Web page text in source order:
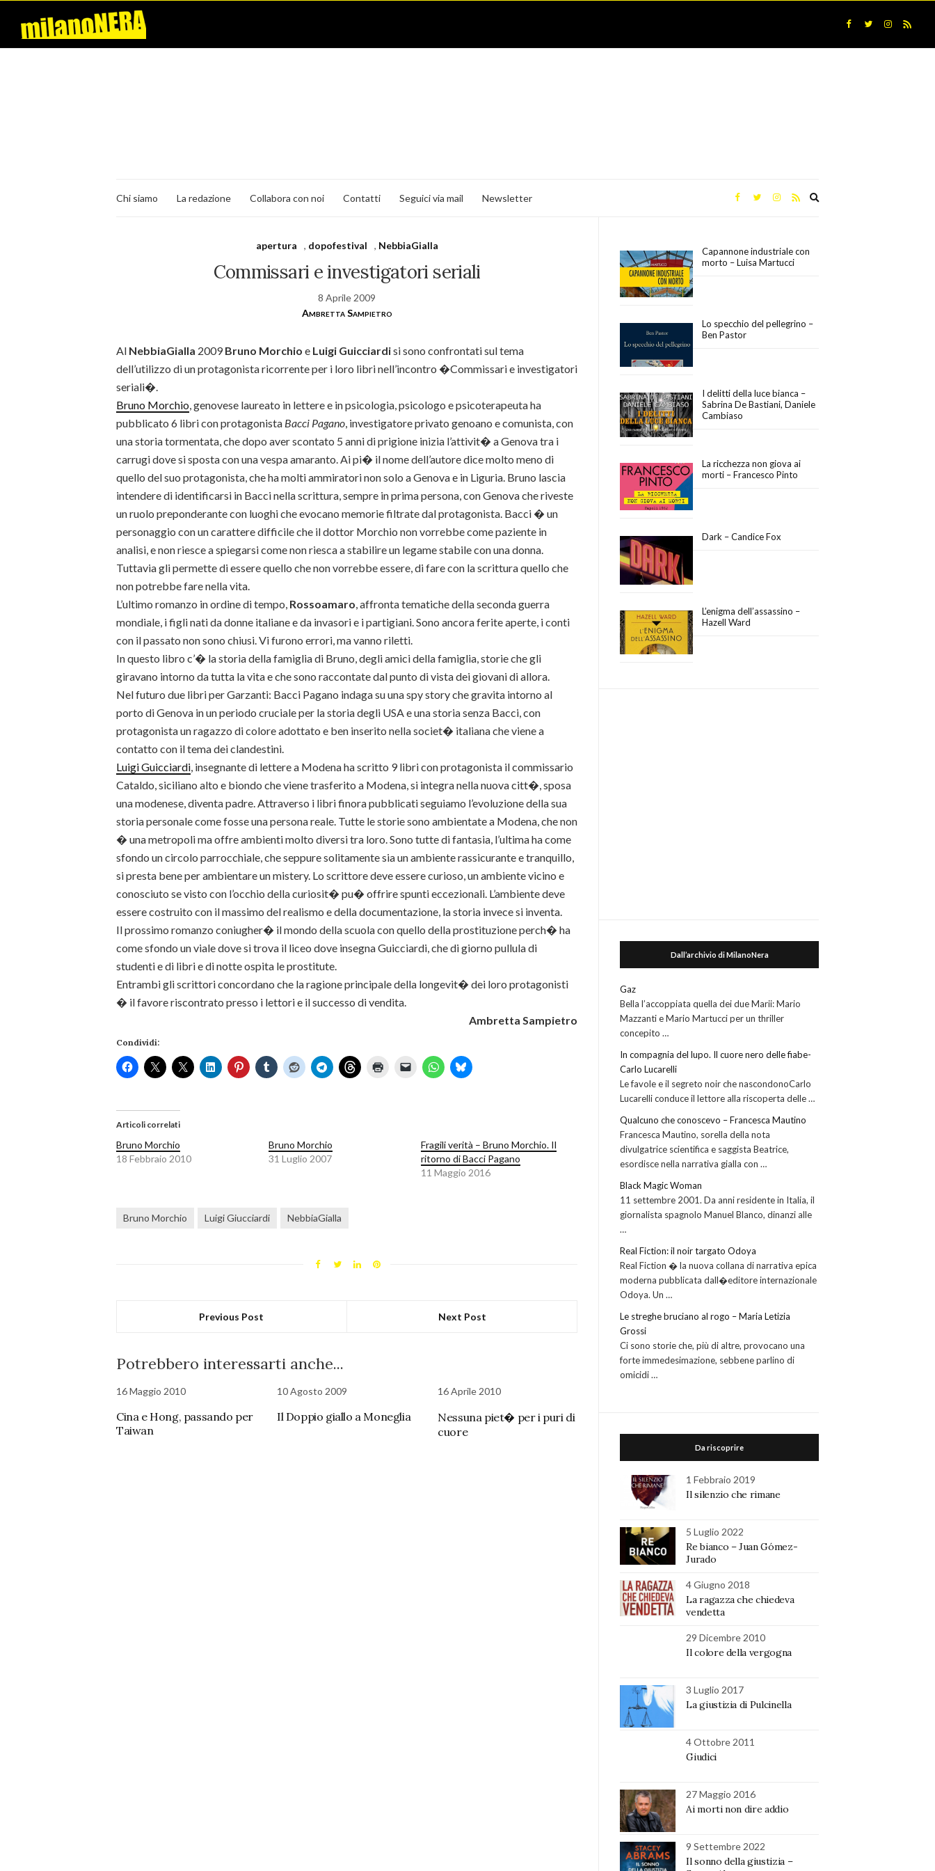
Chi siamo La redazione Collabora con noi Contatti Seguici via mail Newsletter
apertura , dopofestival , NebbiaGialla
Commissari e investigatori seriali
8 Aprile 2009
Ambretta Sampietro
Al NebbiaGialla 2009Bruno Morchio e Luigi Guicciardisi sono confrontati sul tema
dell’utilizzo di un protagonista ricorrente per i loro libri nell’incontro �Commissari e investigatori
seriali�.
Bruno Morchio, genovese laureato in lettere e in psicologia, psicologo e psicoterapeuta ha
pubblicato 6 libri con protagonista Bacci Pagano, investigatore privato genoano e comunista, con
una storia tormentata, che dopo aver scontato 5 anni di prigione inizia l’attivit� a Genova tra i
carrugi dove si sposta con una vespa amaranto. Ai pi� il nome dell’autore dice molto meno di
quello del suo protagonista, che ha molti ammiratori non solo a Genova e in Liguria. Bruno lascia
intendere di identificarsi in Bacci nella scrittura, sempre in prima persona, con Genova che riveste
un ruolo preponderante con luoghi che evocano memorie filtrate dal protagonista. Bacci � un
personaggio con un carattere difficile che il dottor Morchio non vorrebbe come paziente in
analisi, e non riesce a spiegarsi come non riesca a stabilire un legame stabile con una donna.
Tuttavia gli permette di essere quello che non vorrebbe essere, di fare con la scrittura quello che
non potrebbe fare nella vita.
L’ultimo romanzo in ordine di tempo, Rossoamaro, affronta tematiche della seconda guerra
mondiale, i figli nati da donne italiane e da invasori e i partigiani. Sono ancora ferite aperte, i conti
con il passato non sono chiusi. Vi furono errori, ma vanno riletti.
In questo libro c’� la storia della famiglia di Bruno, degli amici della famiglia, storie che gli
giravano intorno da tutta la vita e che sono raccontate dal punto di vista dei giovani di allora.
Nel futuro due libri per Garzanti: Bacci Pagano indaga su una spy story che gravita intorno al
porto di Genova in un periodo cruciale per la storia degli USA e una storia senza Bacci, con
protagonista un ragazzo di colore adottato e ben inserito nella societ� italiana che viene a
contatto con il tema dei clandestini.
Luigi Guicciardi, insegnante di lettere a Modena ha scritto 9 libri con protagonista il commissario
Cataldo, siciliano alto e biondo che viene trasferito a Modena, si integra nella nuova citt�, sposa
una modenese, diventa padre. Attraverso i libri finora pubblicati seguiamo l’evoluzione della sua
storia personale come fosse una persona reale. Tutte le storie sono ambientate a Modena, che non
� una metropoli ma offre ambienti molto diversi tra loro. Sono tutte di fantasia, l’ultima ha come
sfondo un circolo parrocchiale, che seppure solitamente sia un ambiente rassicurante e tranquillo,
si presta bene per ambientare un mistery. Lo scrittore deve essere curioso, un ambiente vicino e
conosciuto se visto con l’occhio della curiosit� pu� offrire spunti eccezionali. L’ambiente deve
essere costruito con il massimo del realismo e della documentazione, la storia invece si inventa.
Il prossimo romanzo coniugher� il mondo della scuola con quello della prostituzione perch� ha
come sfondo un viale dove si trova il liceo dove insegna Guicciardi, che di giorno pullula di
studenti e di libri e di notte ospita le prostitute.
Entrambi gli scrittori concordano che la ragione principale della longevit� dei loro protagonisti
� il favore riscontrato presso i lettori e il successo di vendita.
Ambretta Sampietro
Condividi:
Articoli correlati
Bruno Morchio
18 Febbraio 2010
Bruno Morchio
31 Luglio 2007
Fragili verità – Bruno Morchio. Il
ritorno di Bacci Pagano
11 Maggio 2016
Bruno Morchio Luigi Giucciardi NebbiaGialla
Previous Post Next Post
Potrebbero interessarti anche...
16 Maggio 2010
Cina e Hong, passando per
Taiwan
10 Agosto 2009
Il Doppio giallo a Moneglia
16 Aprile 2010
Nessuna piet� per i puri di
cuore
Capannone industriale con
morto – Luisa Martucci
Lo specchio del pellegrino –
Ben Pastor
I delitti della luce bianca –
Sabrina De Bastiani, Daniele
Cambiaso
La ricchezza non giova ai
morti – Francesco Pinto
Dark – Candice Fox
L’enigma dell’assassino –
Hazell Ward
Dall’archivio di MilanoNera
Gaz
Bella l’accoppiata quella dei due Marii: Mario
Mazzanti e Mario Martucci per un thriller
concepito …
In compagnia del lupo. Il cuore nero delle fiabe-
Carlo Lucarelli
Le favole e il segreto noir che nascondonoCarlo
Lucarelli conduce il lettore alla riscoperta delle …
Qualcuno che conoscevo – Francesca Mautino
Francesca Mautino, sorella della nota
divulgatrice scientifica e saggista Beatrice,
esordisce nella narrativa gialla con …
Black Magic Woman
11 settembre 2001. Da anni residente in Italia, il
giornalista spagnolo Manuel Blanco, dinanzi alle
…
Real Fiction: il noir targato Odoya
Real Fiction � la nuova collana di narrativa epica
moderna pubblicata dall�editore internazionale
Odoya. Un …
Le streghe bruciano al rogo – Maria Letizia
Grossi
Ci sono storie che, più di altre, provocano una
forte immedesimazione, sebbene parlino di
omicidi …
Da riscoprire
1 Febbraio 2019
Il silenzio che rimane
5 Luglio 2022
Re bianco – Juan Gómez-
Jurado
4 Giugno 2018
La ragazza che chiedeva
vendetta
29 Dicembre 2010
Il colore della vergogna
3 Luglio 2017
La giustizia di Pulcinella
4 Ottobre 2011
Giudici
27 Maggio 2016
Ai morti non dire addio
9 Settembre 2022
Il sonno della giustizia –